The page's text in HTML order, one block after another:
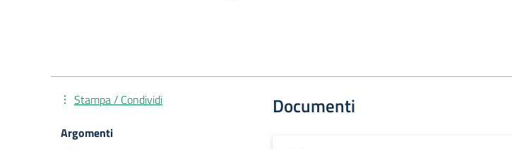
Documenti
Stampa / Condividi
Argomenti